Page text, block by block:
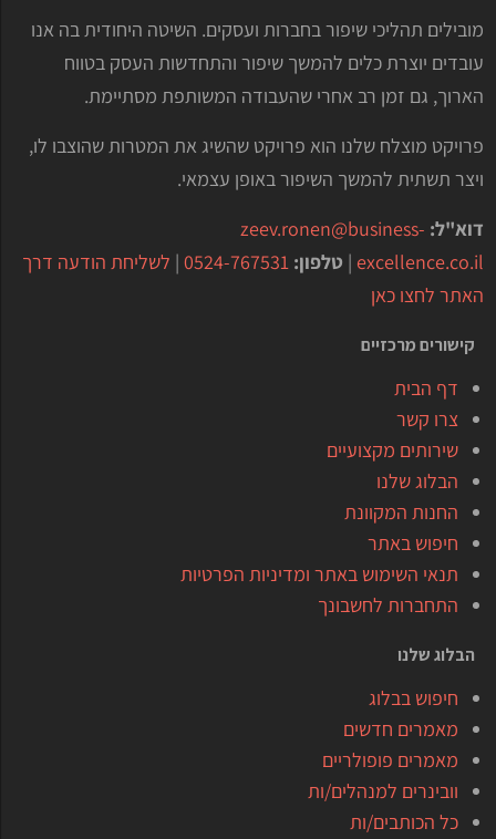
מובילים תהליכי שיפור בחברות ועסקים. השיטה היחודית בה אנו
עובדים יוצרת כלים להמשך שיפור והתחדשות העסק בטווח
הארוך, גם זמן רב אחרי שהעבודה המשותפת מסתיימת.
פרויקט מוצלח שלנו הוא פרויקט שהשיג את המטרות שהוצבו לו,
ויצר תשתית להמשך השיפור באופן עצמאי.
דוא"ל: zeev.ronen@business-
excellence.co.il
| טלפון: 0524-767531
| לשליחת הודעה דרך
האתר לחצו כאן
קישורים מרכזיים
דף הבית
צרו קשר
שירותים מקצועיים
הבלוג שלנו
החנות המקוונת
חיפוש באתר
תנאי השימוש באתר ומדיניות הפרטיות
התחברות לחשבונך
הבלוג שלנו
חיפוש בבלוג
מאמרים חדשים
מאמרים פופולריים
וובינרים למנהלים/ות
כל הכותבים/ות